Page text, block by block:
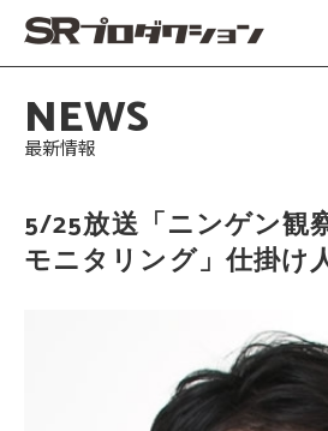
NEWS
最新情報
5/25放送「ニンゲン観
モニタリング」仕掛け